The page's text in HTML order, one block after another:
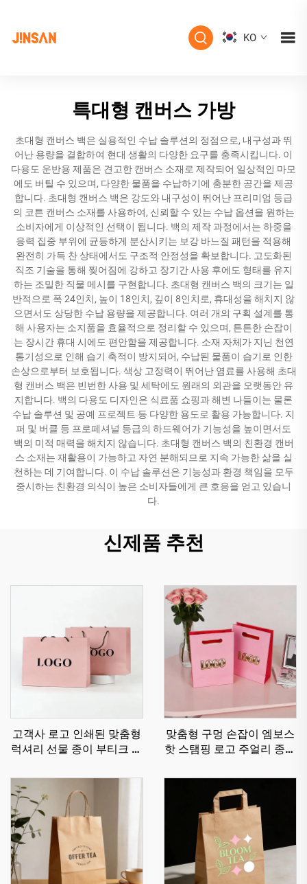
KO
특대형 캔버스 가방
초대형 캔버스 백은 실용적인 수납 솔루션의 정점으로, 내구성과 뛰
어난 용량을 결합하여 현대 생활의 다양한 요구를 충족시킵니다. 이
다용도 운반용 제품은 견고한 캔버스 소재로 제작되어 일상적인 마모
에도 버틸 수 있으며, 다양한 물품을 수납하기에 충분한 공간을 제공
합니다. 초대형 캔버스 백은 강도와 내구성이 뛰어난 프리미엄 등급
의 코튼 캔버스 소재를 사용하여, 신뢰할 수 있는 수납 옵션을 원하는
소비자에게 이상적인 선택이 됩니다. 백의 제작 과정에서는 하중을
응력 집중 부위에 균등하게 분산시키는 보강 바느질 패턴을 적용해
완전히 가득 찬 상태에서도 구조적 안정성을 확보합니다. 고도화된
직조 기술을 통해 찢어짐에 강하고 장기간 사용 후에도 형태를 유지
하는 조밀한 직물 메시를 구현합니다. 초대형 캔버스 백의 크기는 일
반적으로 폭 24인치, 높이 18인치, 깊이 8인치로, 휴대성을 해치지 않
으면서도 상당한 수납 용량을 제공합니다. 여러 개의 구획 설계를 통
해 사용자는 소지품을 효율적으로 정리할 수 있으며, 튼튼한 손잡이
는 장시간 휴대 시에도 편안함을 제공합니다. 소재 자체가 지닌 천연
통기성으로 인해 습기 축적이 방지되어, 수납된 물품이 습기로 인한
손상으로부터 보호됩니다. 색상 고정력이 뛰어난 염료를 사용해 초대
형 캔버스 백은 빈번한 사용 및 세탁에도 원래의 외관을 오랫동안 유
지합니다. 백의 다용도 디자인은 식료품 쇼핑과 해변 나들이는 물론
수납 솔루션 및 공예 프로젝트 등 다양한 용도로 활용 가능합니다. 지
퍼 및 버클 등 프로페셔널 등급의 하드웨어가 기능성을 높이면서도
백의 미적 매력을 해치지 않습니다. 초대형 캔버스 백의 친환경 캔버
스 소재는 재활용이 가능하고 자연 분해되므로 지속 가능한 삶을 실
천하는 데 기여합니다. 이 수납 솔루션은 기능성과 환경 책임을 모두
중시하는 친환경 의식이 높은 소비자들에게 큰 호응을 얻고 있습니
다.
신제품 추천
고객사 로고 인쇄된 맞춤형
럭셔리 선물 종이 부티크 쇼
맞춤형 구멍 손잡이 엠보스
핫 스탬핑 로고 주얼리 종이